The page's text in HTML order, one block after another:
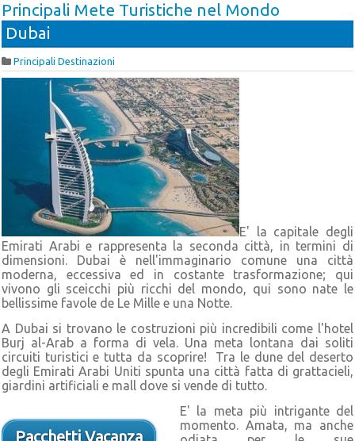
Principali Mete Turistiche nel Mondo
Dubai
Principali Destinazioni
E' la capitale degli
Emirati Arabi e rappresenta la seconda città, in termini di
dimensioni. Dubai è nell'immaginario comune una città
moderna, eccessiva ed in costante trasformazione; qui
vivono gli sceicchi più ricchi del mondo, qui sono nate le
bellissime favole de Le Mille e una Notte.
A Dubai si trovano le costruzioni più incredibili come l'hotel
Burj al-Arab a forma di vela. Una meta lontana dai soliti
circuiti turistici e tutta da scoprire! Tra le dune del deserto
degli Emirati Arabi Uniti spunta una città fatta di grattacieli,
giardini artificiali e mall dove si vende di tutto.
Pacchetti Vacanza
E' la meta più intrigante del
momento. Amata, ma anche